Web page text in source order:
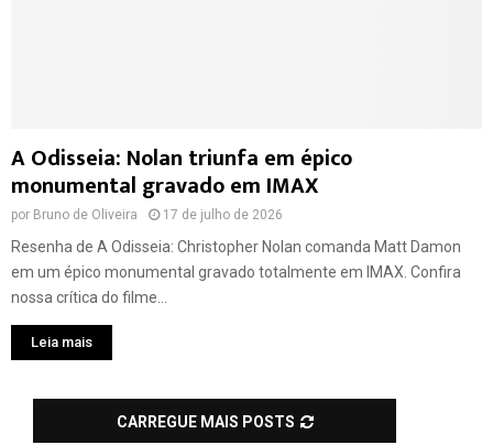
A Odisseia: Nolan triunfa em épico
monumental gravado em IMAX
por Bruno de Oliveira 17 de julho de 2026
Resenha de A Odisseia: Christopher Nolan comanda Matt Damon
em um épico monumental gravado totalmente em IMAX. Confira
nossa crítica do filme...
Leia mais
CARREGUE MAIS POSTS